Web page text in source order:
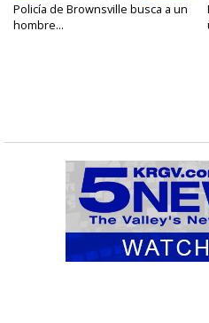
Policía de Brownsville busca a un
hombre...